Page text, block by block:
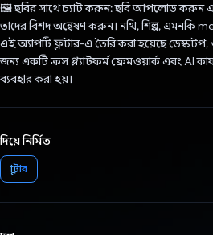
🖼️ ছবির সাথে চ্যাট করুন: ছবি আপলোড করুন এবং
তাদের বিশদ অন্বেষণ করুন। নথি, শিল্প, এমনকি
এই অ্যাপটি ফ্লটার-এ তৈরি করা হয়েছে
জন্য একটি ক্রস প্ল্যাটফর্ম ফ্রেমওয়ার্ক এবং AI
ব্যবহার করা হয়।
দিয়ে নির্মিত
ফ্লাটার